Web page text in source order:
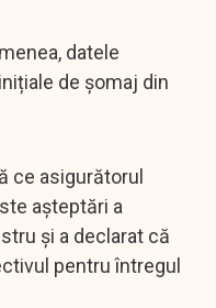
datele
de șomaj din
ce asigurătorul
așteptări a
și a declarat că
pentru întregul